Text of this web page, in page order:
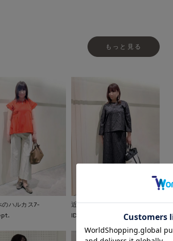
もっと見る
のハルカス7-
近鉄あべのハルカス7-
IDconcept.